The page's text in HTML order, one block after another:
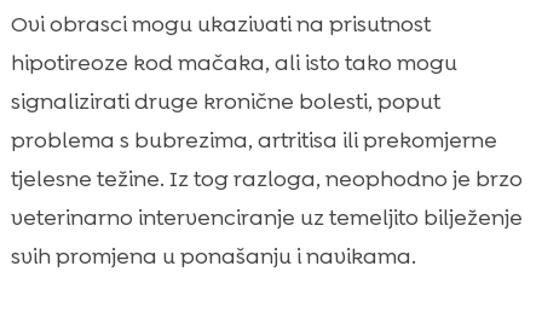
Ovi obrasci mogu ukazivati na prisutnost
hipotireoze kod mačaka, ali isto tako mogu
signalizirati druge kronične bolesti, poput
problema s bubrezima, artritisa ili prekomjerne
tjelesne težine. Iz tog razloga, neophodno je brzo
veterinarno intervenciranje uz temeljito bilježenje
svih promjena u ponašanju i navikama.